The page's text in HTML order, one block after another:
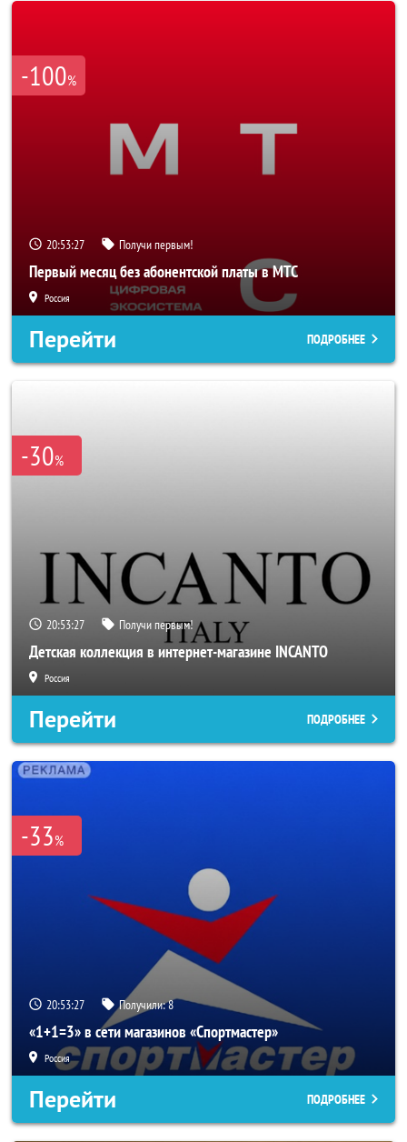
-100%
20:53:25 Получи первым!
Первый месяц без абонентской платы в МТС
Россия
Перейти ПОДРОБНЕЕ
-30%
20:53:25 Получи первым!
Детская коллекция в интернет-магазине INCANTO
Россия
Перейти ПОДРОБНЕЕ
-33%
20:53:25 Получили:8
«1+1=3» в сети магазинов «Спортмастер»
Россия
Перейти ПОДРОБНЕЕ